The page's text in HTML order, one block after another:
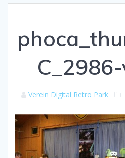
Verein Digital Retro Park